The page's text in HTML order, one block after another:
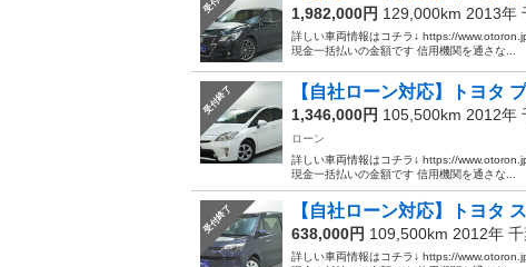
1,982,000円 129,000km 2013年
詳しい車両情報はコチラ↓ https://
現金一括払いの金額です 信用機関を通さな...
受付終了 【自社ローン対応】トヨ
1,346,000円 105,500km 2012年
ローン
詳しい車両情報はコチラ↓ https://
現金一括払いの金額です 信用機関を通さな...
受付終了 【自社ローン対応】トヨ
638,000円 109,500km 2012年
詳しい車両情報はコチラ↓ https://